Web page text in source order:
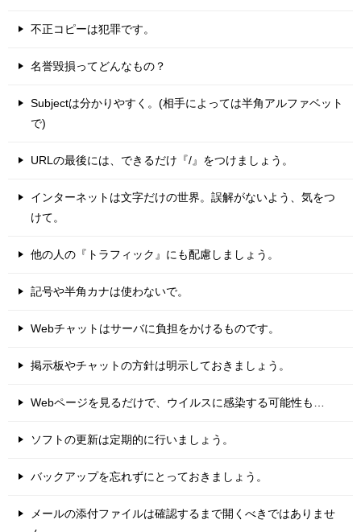
不正コピーは犯罪です。
名誉毀損ってどんなもの？
Subjectは分かりやすく。(相手によっては半角アルファベット
で)
URLの最後には、できるだけ『/』をつけましょう。
インターネットは文字だけの世界。誤解がないよう、気をつ
けて。
他の人の『トラフィック』にも配慮しましょう。
記号や半角カナは使わないで。
Webチャットはサーバに負担をかけるものです。
掲示板やチャットの方針は明示しておきましょう。
Webページを見るだけで、ウイルスに感染する可能性も…
ソフトの更新は定期的に行いましょう。
バックアップを忘れずにとっておきましょう。
メールの添付ファイルは確認するまで開くべきではありませ